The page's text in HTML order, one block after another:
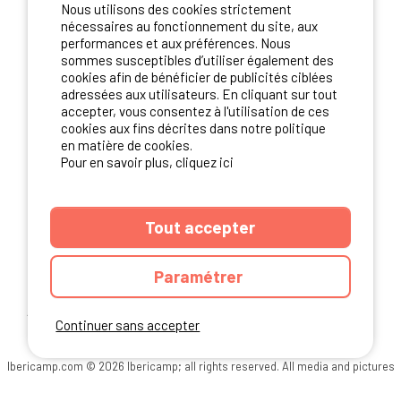
NOS PARTENAIRES
CHARTE DE CONFIDENTIALITÉ
Ibericamp.com © 2026 Ibericamp; all rights reserved. All media and pictures
Continuer sans accepter
Nous utilisons des cookies strictement
nécessaires au fonctionnement du site, aux
performances et aux préférences. Nous
sommes susceptibles d’utiliser également des
cookies afin de bénéficier de publicités ciblées
adressées aux utilisateurs. En cliquant sur tout
accepter, vous consentez à l'utilisation de ces
cookies aux fins décrites dans notre politique
en matière de cookies.
Pour en savoir plus, cliquez ici
Tout accepter
Paramétrer